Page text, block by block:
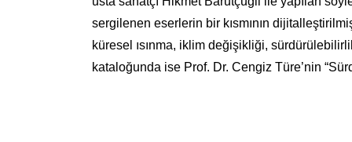
sergilenen eserlerin bir kısmının
küresel ısınma, iklim değişikliği,
kataloğunda ise Prof. Dr. Cengiz Türe’nin